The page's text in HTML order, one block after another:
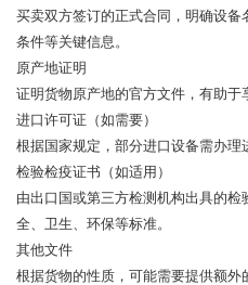
买卖双方签订的正式合同，明确设
条件等关键信息。
原产地证明
证明货物原产地的官方文件，有助于
进口许可证（如需要）
根据国家规定，部分进口设备需办理
检验检疫证书（如适用）
由出口国或第三方检测机构出具的
全、卫生、环保等标准。
其他文件
根据货物的性质，可能需要提供额